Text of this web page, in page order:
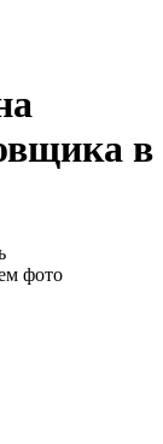
в
фото